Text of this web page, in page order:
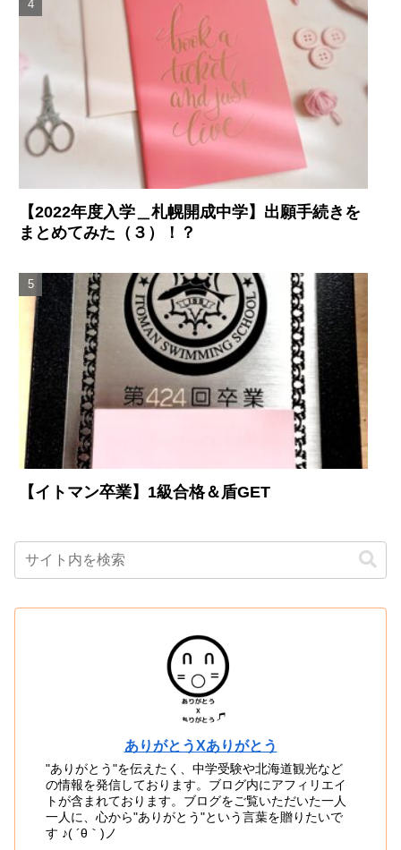
【2022年度入学＿札幌開成中学】出願手続きを
まとめてみた（３）！？
【イトマン卒業】1級合格＆盾GET
ありがとうXありがとう
"ありがとう"を伝えたく、中学受験や北海道観光など
の情報を発信しております。ブログ内にアフィリエイ
トが含まれております。ブログをご覧いただいた一人
一人に、心から"ありがとう"という言葉を贈りたいで
す ♪( ´θ｀)ノ